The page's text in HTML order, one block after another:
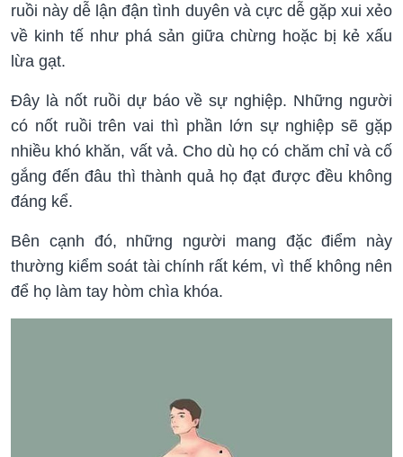
ruồi này dễ lận đận tình duyên và cực dễ gặp xui xẻo
về kinh tế như phá sản giữa chừng hoặc bị kẻ xấu
lừa gạt.
Đây là nốt ruồi dự báo về sự nghiệp. Những người
có nốt ruồi trên vai thì phần lớn sự nghiệp sẽ gặp
nhiều khó khăn, vất vả. Cho dù họ có chăm chỉ và cố
gắng đến đâu thì thành quả họ đạt được đều không
đáng kể.
Bên cạnh đó, những người mang đặc điểm này
thường kiểm soát tài chính rất kém, vì thế không nên
để họ làm tay hòm chìa khóa.